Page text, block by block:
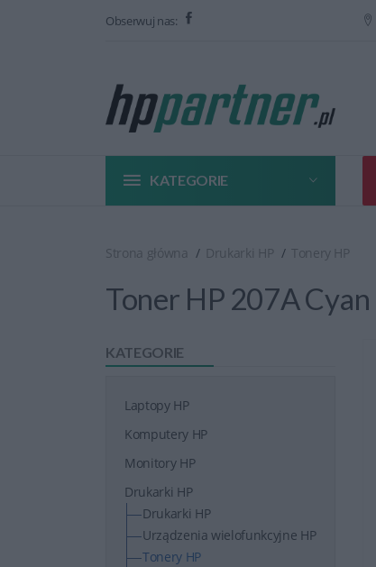
Obserwuj nas:
KATEGORIE
Strona główna Drukarki HP Tonery HP
Toner HP 207A Cyan
KATEGORIE
Laptopy HP
Komputery HP
Monitory HP
Drukarki HP
Drukarki HP
Urządzenia wielofunkcyjne HP
Tonery HP